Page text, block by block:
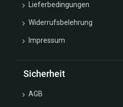
Lieferbedingungen
Widerrufsbelehrung
Impressum
Sicherheit
AGB